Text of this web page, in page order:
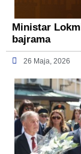
Ministar
bajrama
26 Maja, 2026